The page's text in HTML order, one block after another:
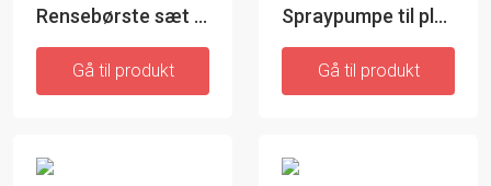
Rensebørste sæt til boremaskine - InnovaGoods
Gå til produkt
Spraypumpe til plastflaske - 1 styk
Gå til produkt